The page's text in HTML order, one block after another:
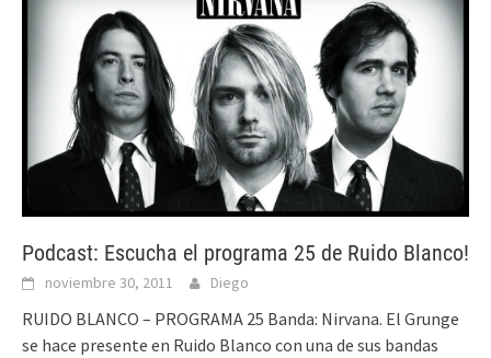
Podcast: Escucha el programa 25 de Ruido Blanco!
noviembre 30, 2011 Diego
RUIDO BLANCO – PROGRAMA 25 Banda: Nirvana. El Grunge
se hace presente en Ruido Blanco con una de sus bandas